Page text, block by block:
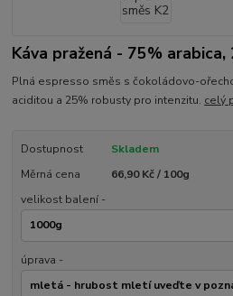
Káva pražená - 75%
Plná espresso směs s čokoládovo-
aciditou a 25% robusty pro intenzitu. celý
Dostupnost
Skladem
Měrná cena
66,90 Kč / 100g
velikost balení -
úprava -